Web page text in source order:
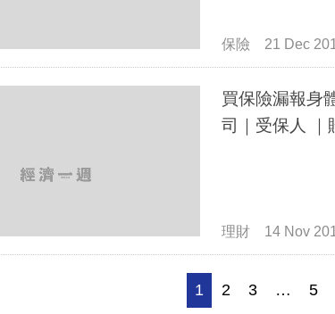
保險 21 Dec
買保險漏報身
司｜受保人 ｜
理財 14 Nov
1 2 3 … 5